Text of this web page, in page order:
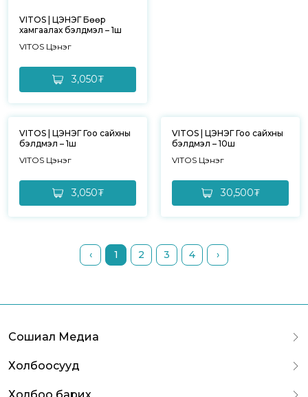
VITOS | ЦЭНЭГ Бөөр
хамгаалах бэлдмэл – 1ш
VITOS Цэнэг
3,050₮
3,050₮
‹